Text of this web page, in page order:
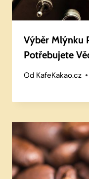
Výběr Mlýnku
Potřebujete
Od KafeKakao.cz